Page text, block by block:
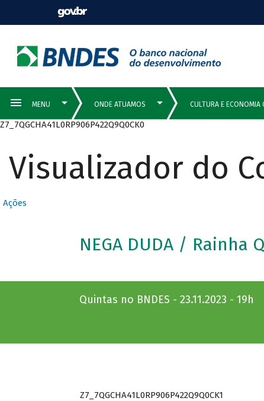
Z7_7QGCHA41L0RP906P422Q9Q0CK0
Visualizador do
Ações
NEGA DUDA / Rainha
Quintas no BNDES - 23.11.2023 - 19h
Z7_7QGCHA41L0RP906P422Q9Q0CK1